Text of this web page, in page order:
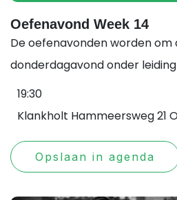
Oefenavond Week 14
De oefenavonden worden om
donderdagavond onder leiding
19:30
Klankholt Hammeersweg 21
Opslaan in agenda